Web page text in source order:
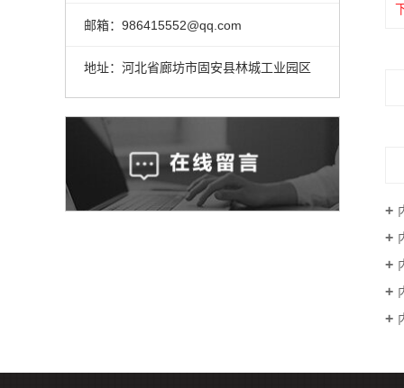
邮箱：986415552@qq.com
地址：河北省廊坊市固安县林城工业园区